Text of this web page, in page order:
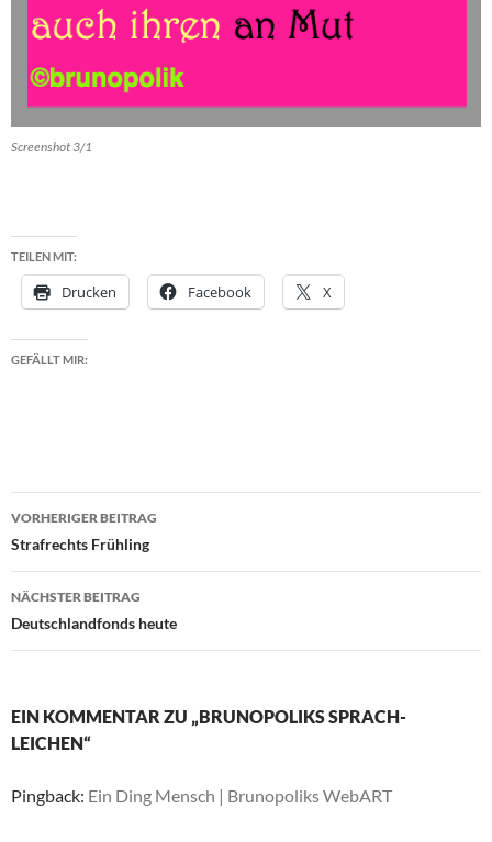
Screenshot 3/1
TEILEN MIT:
Drucken Facebook X
GEFÄLLT MIR:
Beitragsnavigation
VORHERIGER BEITRAG
Strafrechts Frühling
NÄCHSTER BEITRAG
Deutschlandfonds heute
EIN KOMMENTAR ZU „BRUNOPOLIKS SPRACH-
LEICHEN“
Pingback: Ein Ding Mensch | Brunopoliks WebART